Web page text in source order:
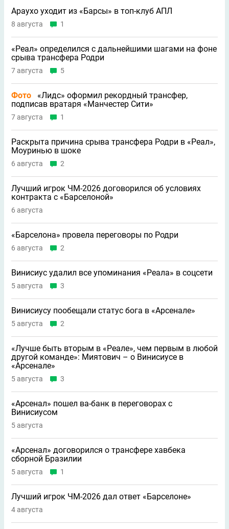
Араухо уходит из «Барсы» в топ-клуб АПЛ
8 августа 1
«Реал» определился с дальнейшими шагами на фоне
срыва трансфера Родри
7 августа 5
Фото
«Лидс» оформил рекордный трансфер,
подписав вратаря «Манчестер Сити»
7 августа 1
Раскрыта причина срыва трансфера Родри в «Реал»,
Моуринью в шоке
6 августа 2
Лучший игрок ЧМ-2026 договорился об условиях
контракта с «Барселоной»
6 августа
«Барселона» провела переговоры по Родри
6 августа 2
Винисиус удалил все упоминания «Реала» в соцсети
5 августа 3
Винисиусу пообещали статус бога в «Арсенале»
5 августа 2
«Лучше быть вторым в «Реале», чем первым в любой
другой команде»: Миятович – о Винисиусе в
«Арсенале»
5 августа 3
«Арсенал» пошел ва-банк в переговорах с
Винисиусом
5 августа
«Арсенал» договорился о трансфере хавбека
сборной Бразилии
5 августа 1
Лучший игрок ЧМ-2026 дал ответ «Барселоне»
4 августа